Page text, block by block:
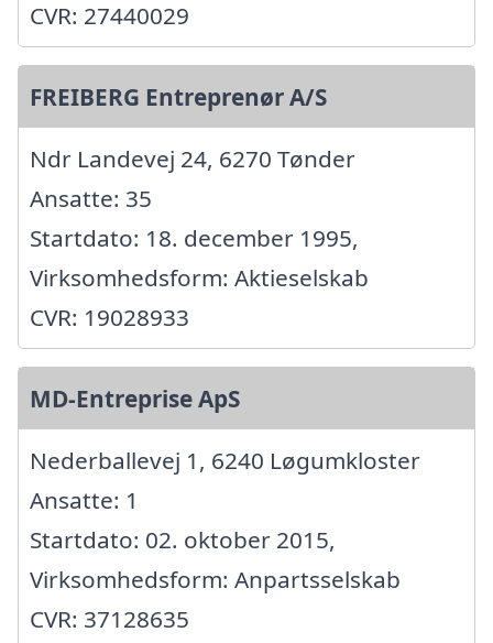
CVR: 27440029
FREIBERG Entreprenør A/S
Ndr Landevej 24, 6270 Tønder
Ansatte: 35
Startdato: 18. december 1995,
Virksomhedsform: Aktieselskab
CVR: 19028933
MD-Entreprise ApS
Nederballevej 1, 6240 Løgumkloster
Ansatte: 1
Startdato: 02. oktober 2015,
Virksomhedsform: Anpartsselskab
CVR: 37128635